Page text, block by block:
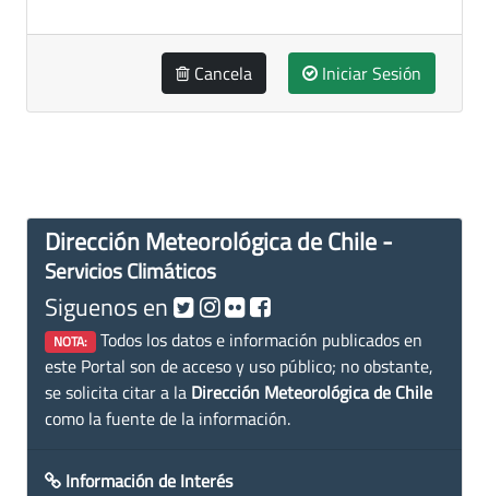
Cancela Iniciar Sesión
Dirección Meteorológica de Chile -
Servicios Climáticos
Siguenos en
NOTA: Todos los datos e información publicados en
este Portal son de acceso y uso público; no obstante,
se solicita citar a la Dirección Meteorológica de Chile
como la fuente de la información.
Información de Interés